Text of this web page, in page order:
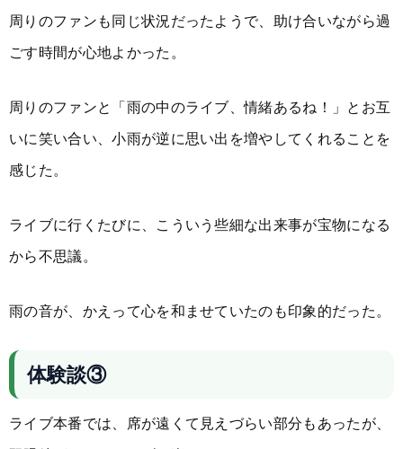
周りのファンも同じ状況だったようで、助け合いながら過
ごす時間が心地よかった。
周りのファンと「雨の中のライブ、情緒あるね！」とお互
いに笑い合い、小雨が逆に思い出を増やしてくれることを
感じた。
ライブに行くたびに、こういう些細な出来事が宝物になる
から不思議。
雨の音が、かえって心を和ませていたのも印象的だった。
体験談③
ライブ本番では、席が遠くて見えづらい部分もあったが、